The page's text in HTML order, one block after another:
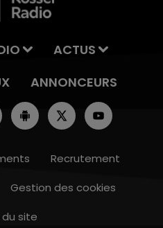
ACTUS
ANNONCEURS
Recrutement
Gestion des cookies
du site